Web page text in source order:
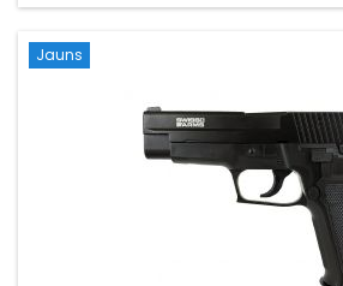
Jauns